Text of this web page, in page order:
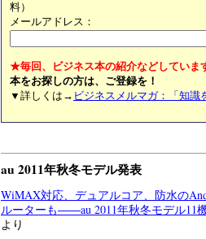
料）
メールアドレス：
★毎回、ビジネス本の紹介などしていま
本をお探しの方は、ご登録を！
▼詳しくは→ ビジネスメルマガ：「知識
au 2011年秋冬モデル発表
WiMAX対応、デュアルコア、防水の
ルーターも――au 2011年秋冬モデル11
より